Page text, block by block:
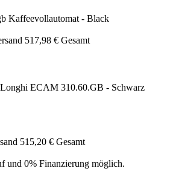
Kaffeevollautomat - Black
517,98 € Gesamt
ECAM 310.60.GB - Schwarz
515,20 € Gesamt
und 0% Finanzierung möglich.